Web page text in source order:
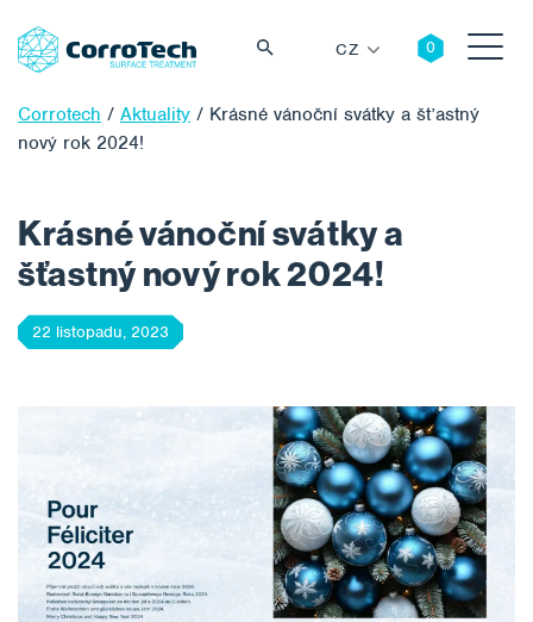
CZ
Corrotech / Aktuality / Krásné vánoční svátky a šťastný
nový rok 2024!
Krásné vánoční svátky a
šťastný nový rok 2024!
22 listopadu, 2023